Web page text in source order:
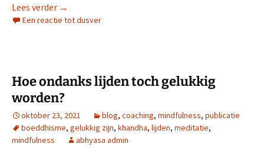
Lees verder Life sucks. Why?
→
Een reactie tot dusver
Hoe ondanks lijden toch gelukkig
worden?
oktober 23, 2021 blog, coaching, mindfulness, publicatie
boeddhisme, gelukkig zijn, khandha, lijden, meditatie,
mindfulness
abhyasa admin